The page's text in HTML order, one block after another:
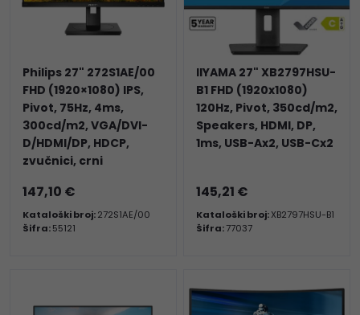
Philips 27" 272S1AE/00
FHD (1920×1080) IPS,
Pivot, 75Hz, 4ms,
300cd/m2, VGA/DVI-
D/HDMI/DP, HDCP,
zvučnici, crni
147,10 €
Kataloški broj:272S1AE/00
Šifra:55121
IIYAMA 27" XB2797HSU-
B1 FHD (1920x1080)
120Hz, Pivot, 350cd/m2,
Speakers, HDMI, DP,
1ms, USB-Ax2, USB-Cx2
145,21 €
Kataloški broj:XB2797HSU-B1
Šifra:77037